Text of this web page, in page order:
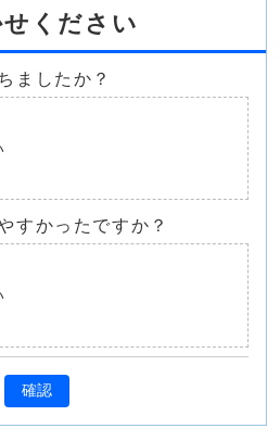
ください
ましたか？
すかったですか？
確認